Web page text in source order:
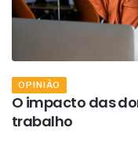
OPINIÃO
O impacto das
trabalho